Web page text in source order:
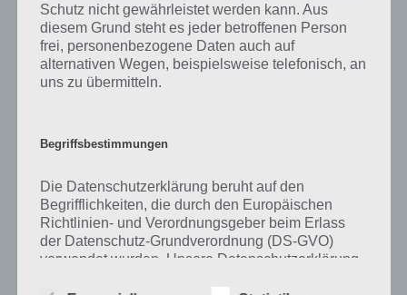
Auf WhatsApp teilen Teilen auf Facebook
Tweet auf Twitter
Schutz nicht gewährleistet werden kann. Aus
diesem Grund steht es jeder betroffenen Person
frei, personenbezogene Daten auch auf
alternativen Wegen, beispielsweise telefonisch, an
uns zu übermitteln.
Begriffsbestimmungen
Die Datenschutzerklärung beruht auf den
Begrifflichkeiten, die durch den Europäischen
Richtlinien- und Verordnungsgeber beim Erlass
der Datenschutz-Grundverordnung (DS-GVO)
verwendet wurden. Unsere Datenschutzerklärung